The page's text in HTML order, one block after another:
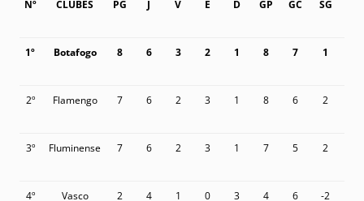
Nº CLUBES PG J V E D GP GC SG
1º Botafogo 8 6 3 2 1 8 7 1
2º Flamengo 7 6 2 3 1 8 6 2
3º Fluminense 7 6 2 3 1 7 5 2
4º Vasco 2 4 1 0 3 4 6 -2